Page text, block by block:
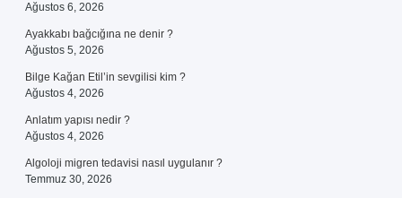
Ağustos 6, 2026
Ayakkabı bağcığına ne denir ?
Ağustos 5, 2026
Bilge Kağan Etil’in sevgilisi kim ?
Ağustos 4, 2026
Anlatım yapısı nedir ?
Ağustos 4, 2026
Algoloji migren tedavisi nasıl uygulanır ?
Temmuz 30, 2026